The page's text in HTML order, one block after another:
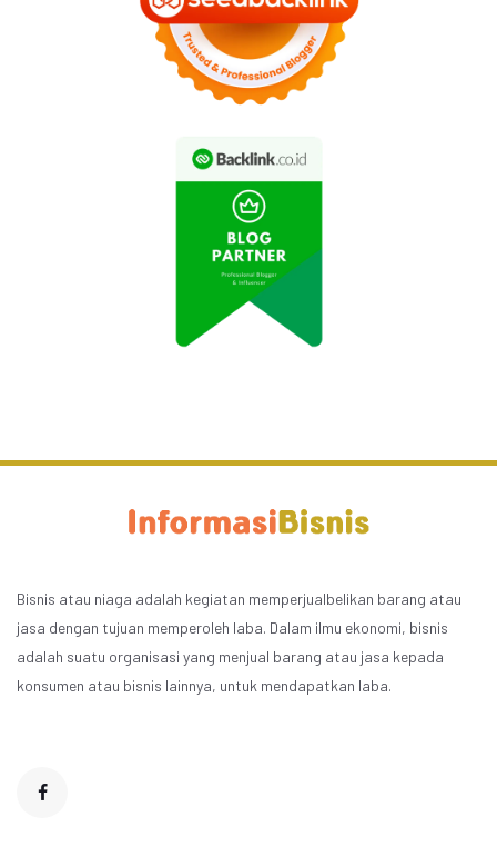
Bisnis atau niaga adalah kegiatan memperjualbelikan barang atau
jasa dengan tujuan memperoleh laba. Dalam ilmu ekonomi, bisnis
adalah suatu organisasi yang menjual barang atau jasa kepada
konsumen atau bisnis lainnya, untuk mendapatkan laba.